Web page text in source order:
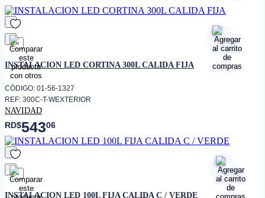
favorito
INSTALACION LED CORTINA 300L CALIDA FIJA
CÓDIGO: 01-56-1327
REF: 300C-T-WEXTERIOR
NAVIDAD
RD$54306
favorito
INSTALACION LED 100L FIJA CALIDA C / VERDE